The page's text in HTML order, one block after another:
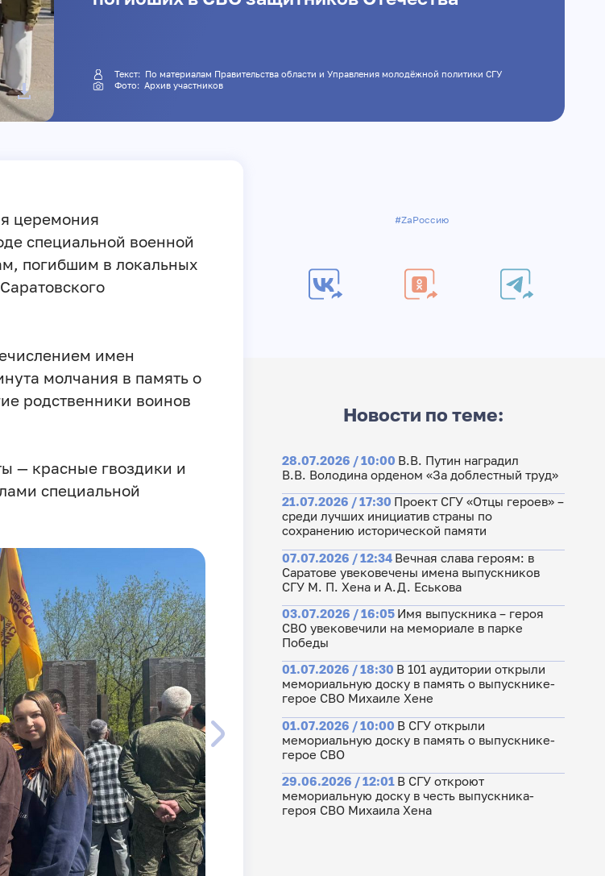
Текст: По материалам Правительства области и Управления молодёжной политики СГУ
Фото: Архив участников
церемония
специальной военной
погибшим в локальных
имен
молчания в память о
родственники воинов
— красные гвоздики и
специальной
#ZаРоссию
Новости по теме:
28.07.2026 / 10:00 В.В. Путин наградил
В.В. Володина орденом «За доблестный труд»
21.07.2026 / 17:30 Проект СГУ «Отцы героев» –
среди лучших инициатив страны по
сохранению исторической памяти
07.07.2026 / 12:34 Вечная слава героям: в
Саратове увековечены имена выпускников
СГУ М. П. Хена и А.Д. Еськова
03.07.2026 / 16:05 Имя выпускника – героя
СВО увековечили на мемориале в парке
Победы
01.07.2026 / 18:30 В 101 аудитории открыли
мемориальную доску в память о выпускнике-
герое СВО Михаиле Хене
01.07.2026 / 10:00 В СГУ открыли
мемориальную доску в память о выпускнике-
герое СВО
29.06.2026 / 12:01 В СГУ откроют
мемориальную доску в честь выпускника-
героя СВО Михаила Хена